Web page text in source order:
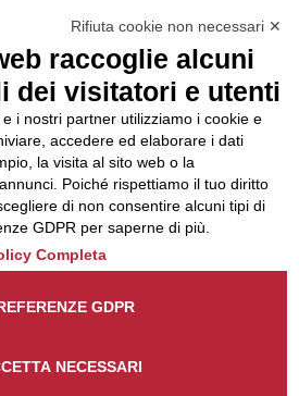
di Condotta, è
un
di
utilizzando
reclami/.
Rifiuta cookie non necessari ✕
raccoglie alcuni
dei visitatori e utenti
i nostri partner utilizziamo i cookie e
accedere ed elaborare i dati
la visita al sito web o la
Poiché rispettiamo il tuo diritto
di non consentire alcuni tipi di
GDPR per saperne di più.
Completa
NECESSARI
GDPR